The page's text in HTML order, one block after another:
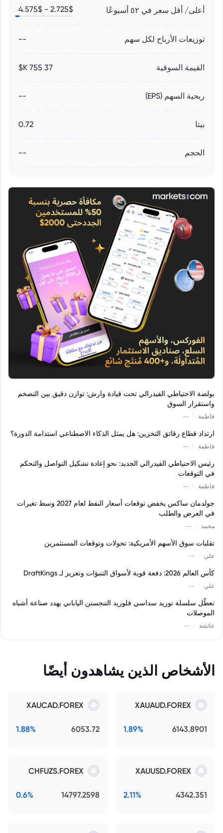
أعلى/ أقل سعر في ٥٢ أسبوعًا 2.725$ -
4.575$
توزيعات الأرباح لكل سهم --
القيمة السوقية 37 755 K$
ربحية السهم (EPS) --
بيتا 0.72
الحجم --
بولصة الاحتياطي الفيدرالي تحت قيادة وارش: توازن دقيق بين التضخم
واستقرار السوق
فاطمة --
ارتداد قطاع رقائق التخزين: هل يمثل الذكاء الاصطناعي استدامة الدورة؟
فاطمة --
رئيس الاحتياطي الفيدرالي الجديد: نحو إعادة تشكيل التواصل والتحكم
في التوقعات
فاطمة --
جولدمان ساكس يخفض توقعات أسعار النفط لعام 2027 وسط تغيرات
في العرض والطلب
محمد --
تقلبات سوق الأسهم الأمريكية: تحولات وتوقعات المستثمرين
علي --
كأس العالم 2026: دفعة قوية لأسواق التنبؤات وتعزيز لـ DraftKings
علي --
تعطّل سلسلة توريد سداسي فلوريد التنجستن الياباني يهدد صناعة أشباه
الموصلات
عائشة --
الأشخاص الذين يشاهدون أيضًا
XAUAUD.FOREX
6143.8901
1.89%
XAUCAD.FOREX
6053.72
1.88%
XAUUSD.FOREX
4342.351
2.11%
CHFUZS.FOREX
14797.2598
0.6%